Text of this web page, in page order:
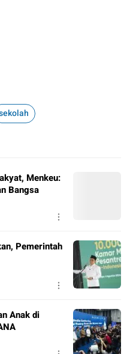
Menkeu:
Bangsa
Pemerintah
Anak di